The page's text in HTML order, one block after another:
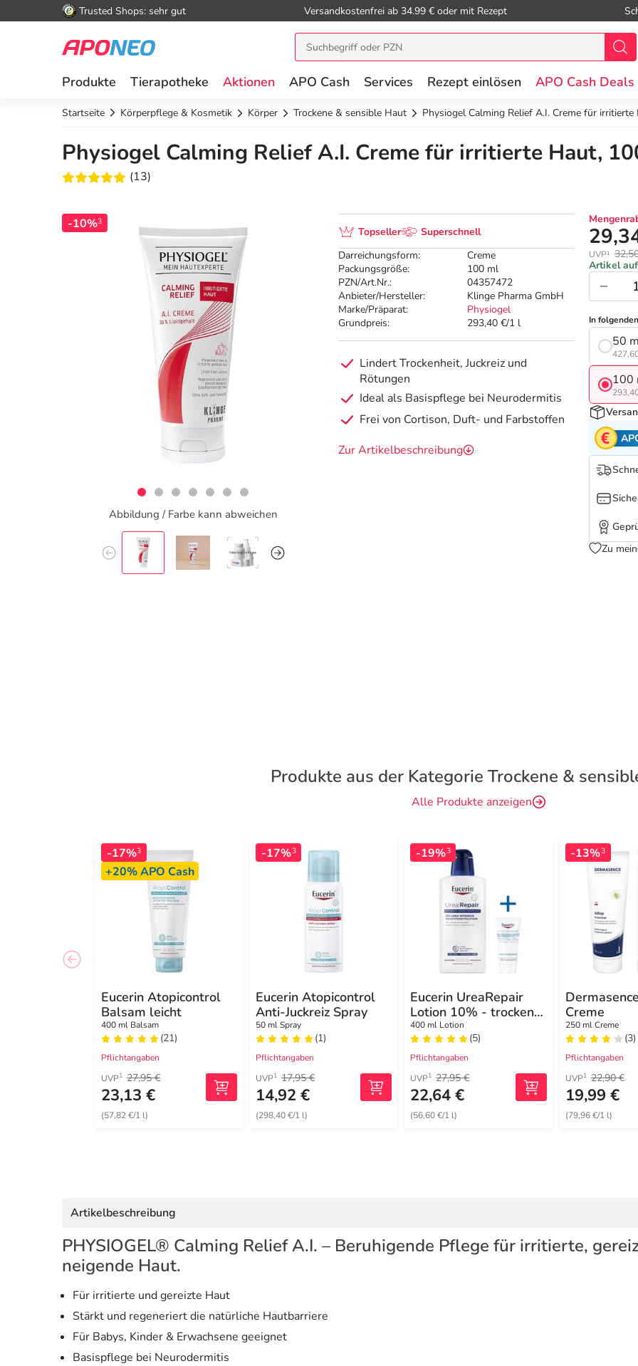
Trusted Shops: sehr gut Versandkostenfrei ab 34.99 € oder mit Rezept
Produkte Tierapotheke Aktionen APO Cash Services Rezept einlösen APO Cash Deals
Startseite Körperpflege & Kosmetik Körper Trockene & sensible Haut Physiogel Calming Relief A.I. Creme für irritierte
Physiogel Calming Relief A.I. Creme für irritierte Haut,
(13)
-10%3
Abbildung / Farbe kann abweichen
Topseller
Superschnell
Darreichungsform:
Creme
Packungsgröße:
100 ml
PZN/Art.Nr.:
04357472
Anbieter/Hersteller:
Klinge Pharma GmbH
Marke/Präparat:
Physiogel
Grundpreis:
293,40 €/1 l
Lindert Trockenheit, Juckreiz und
Rötungen
Ideal als Basispflege bei Neurodermitis
Frei von Cortison, Duft- und Farbstoffen
Zur Artikelbeschreibung
UVP¹
Artikel
In
50
100
Zu
Produkte aus der Kategorie Trockene &
Alle Produkte anzeigen
-17%3
+20%APO Cash
Eucerin Atopicontrol
Balsam leicht
400 ml Balsam
(21)
Pflichtangaben
UVP1 27,95 €
23,13 €
(57,82 €/1 l)
-17%3
Eucerin Atopicontrol
Anti-Juckreiz Spray
50 ml Spray
(1)
Pflichtangaben
UVP1 17,95 €
14,92 €
(298,40 €/1 l)
-19%3
Eucerin UreaRepair
Lotion 10% - trockene
Haut
400 ml Lotion
(5)
Pflichtangaben
UVP1 27,95 €
22,64 €
(56,60 €/1 l)
-13%3
Creme
250 ml Creme
(3)
Pflichtangaben
UVP1 22,90 €
19,99 €
(79,96 €/1 l)
Artikelbeschreibung
PHYSIOGEL® Calming Relief A.I. – Beruhigende Pflege für irritierte,
neigende Haut.
Für irritierte und gereizte Haut
Stärkt und regeneriert die natürliche Hautbarriere
Für Babys, Kinder & Erwachsene geeignet
Basispflege bei Neurodermitis